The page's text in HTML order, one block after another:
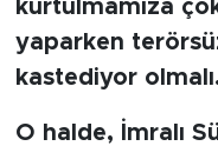
kurtulmamıza çok
yaparken
kastediyor
O halde, İmralı